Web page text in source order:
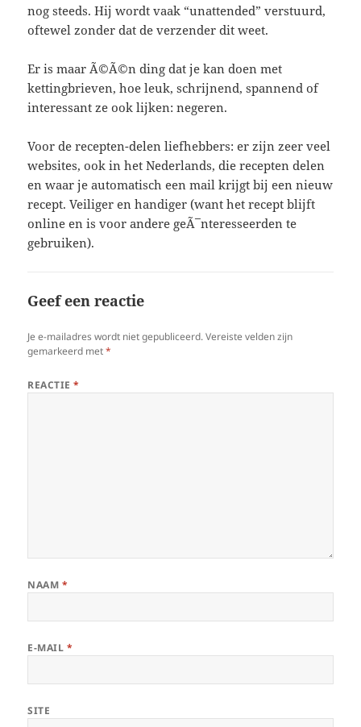
nog steeds. Hij wordt vaak “unattended” verstuurd,
oftewel zonder dat de verzender dit weet.
Er is maar Ã©Ã©n ding dat je kan doen met
kettingbrieven, hoe leuk, schrijnend, spannend of
interessant ze ook lijken: negeren.
Voor de recepten-delen liefhebbers: er zijn zeer veel
websites, ook in het Nederlands, die recepten delen
en waar je automatisch een mail krijgt bij een nieuw
recept. Veiliger en handiger (want het recept blijft
online en is voor andere geÃ¯nteresseerden te
gebruiken).
Geef een reactie
Je e-mailadres wordt niet gepubliceerd. Vereiste velden zijn
gemarkeerd met*
REACTIE*
NAAM *
E-MAIL *
SITE